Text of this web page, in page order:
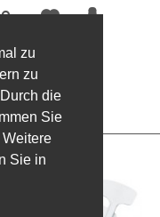
zu
zu
die
Sie
Sie in